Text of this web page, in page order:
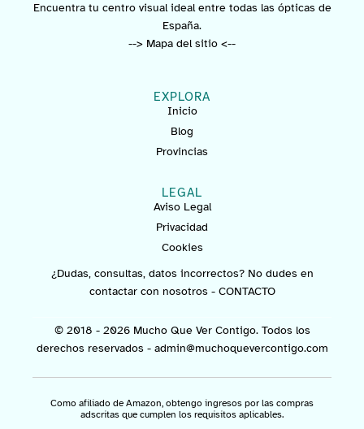
Encuentra tu centro visual ideal entre todas las ópticas de
España.
--> Mapa del sitio <--
EXPLORA
Inicio
Blog
Provincias
LEGAL
Aviso Legal
Privacidad
Cookies
¿Dudas, consultas, datos incorrectos? No dudes en
contactar con nosotros - CONTACTO
© 2018 - 2026 Mucho Que Ver Contigo. Todos los
derechos reservados - admin@muchoquevercontigo.com
Como afiliado de Amazon, obtengo ingresos por las compras
adscritas que cumplen los requisitos aplicables.